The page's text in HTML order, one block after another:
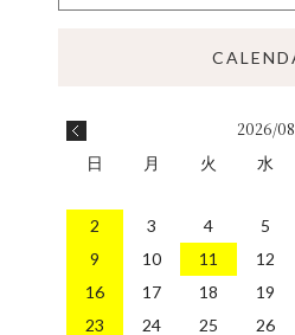
2026/08
日 月 火 水
2
3 4 5
9
10 11 12
16
17 18 19
23
24 25 26